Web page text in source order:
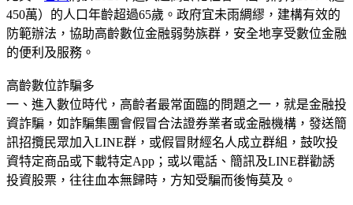
450萬）的人口年齡超過65歲。政府宜未雨綢繆，建構有效的
防範辦法，協助高齡數位金融弱勢族群，安全地享受數位金融
的便利及服務。
高齡數位詐騙多
一、進入數位時代，高齡者最常面臨的問題之一，就是金融投
資詐騙，如詐騙集團會假冒合法證券業者或金融機構，發送簡
訊招攬民眾加入LINE群，或假冒財經名人成立群組，鼓吹投
資特定商品或下載特定App；或以電話、簡訊及LINE群勸誘
投資股票，往往血本無歸時，方知受騙而後悔莫及。